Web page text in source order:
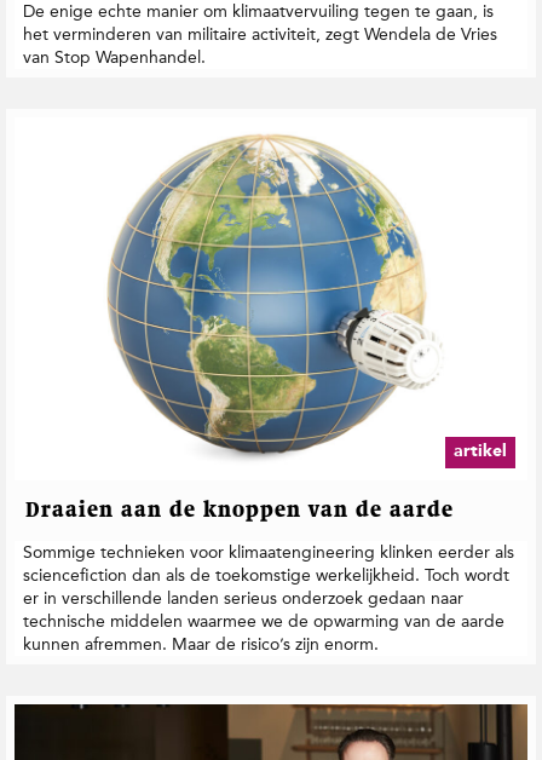
De enige echte manier om klimaatvervuiling tegen te gaan, is
het verminderen van militaire activiteit, zegt Wendela de Vries
van Stop Wapenhandel.
artikel
Draaien aan de knoppen van de aarde
Sommige technieken voor klimaatengineering klinken eerder als
sciencefiction dan als de toekomstige werkelijkheid. Toch wordt
er in verschillende landen serieus onderzoek gedaan naar
technische middelen waarmee we de opwarming van de aarde
kunnen afremmen. Maar de risico’s zijn enorm.